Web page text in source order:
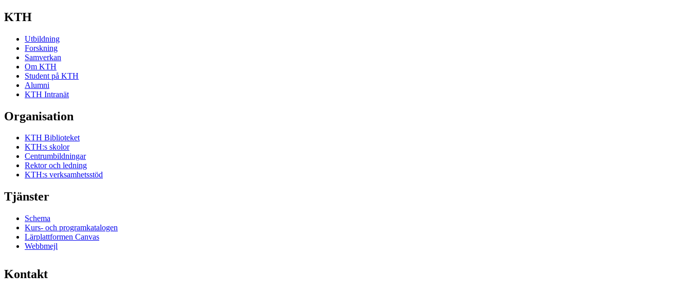
KTH
Utbildning
Forskning
Samverkan
Om KTH
Student på KTH
Alumni
KTH Intranät
Organisation
KTH Biblioteket
KTH:s skolor
Centrumbildningar
Rektor och ledning
KTH:s verksamhetsstöd
Tjänster
Schema
Kurs- och programkatalogen
Lärplattformen Canvas
Webbmejl
Kontakt